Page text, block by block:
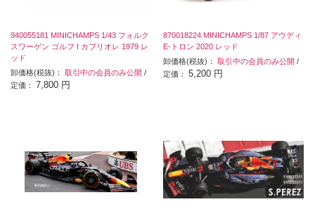
940055181 MINICHAMPS 1/43 フォルク
スワーゲン ゴルフ I カブリオレ 1979 レ
ッド
卸価格(税抜)： 取引中の会員のみ公開 /
定価： 7,800 円
870018224 MINICHAMPS 1/87 アウディ
E-トロン 2020 レッド
卸価格(税抜)：取引中の会員のみ公開 /
定価：5,200 円